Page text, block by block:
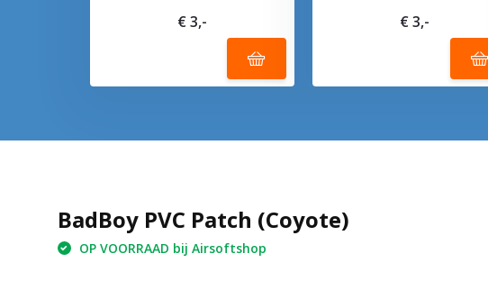
€ 3,- € 3,-
BadBoy PVC Patch (Coyote)
OP VOORRAAD bij Airsoftshop